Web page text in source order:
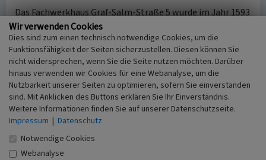
Das Fachwerkhaus Graf-Salm-Straße 5 wurde im Jahr 1593
vermutlich auf den Grundmauern des ehemaligen
Neumünster Hofes errichtet. Der Neumünster Hof wurde
bereits im Jahr 893 als Neumünster Klosterbesitz
erwähnt.
Das Fachwerkhaus Graf-Salm-Straße 5 wird im
Nachrichtlichen Verzeichnis der Kulturdenkmäler im
Landkreis Cochem-Zell (Stand 2020) geführt. Der Eintrag
lautet: „Graf-Salm-Straße 5
Fachwerkhaus, tlw. massiv, verputzt, im Kern 17. Jh.“
Wir verwenden Cookies
Dies sind zum einen technisch notwendige Cookies, um die
Funktionsfähigkeit der Seiten sicherzustellen. Diesen können Sie
nicht widersprechen, wenn Sie die Seite nutzen möchten. Darüber
hinaus verwenden wir Cookies für eine Webanalyse, um die
Nutzbarkeit unserer Seiten zu optimieren, sofern Sie einverstanden
sind. Mit Anklicken des Buttons erklären Sie Ihr Einverständnis.
Weitere Informationen finden Sie auf unserer Datenschutzseite.
Impressum | Datenschutz
Notwendige Cookies
Webanalyse